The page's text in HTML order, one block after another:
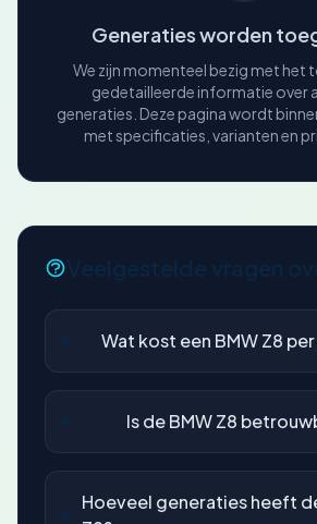
Generaties worden
We zijn momenteel bezig met het
gedetailleerde informatie over
generaties. Deze pagina wordt
met specificaties, varianten en
Wat kost een BMW Z8
Is de BMW Z8
Hoeveel generaties heeft